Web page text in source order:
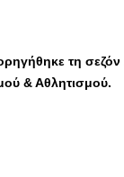
τη σεζόν
& Αθλητισμού.